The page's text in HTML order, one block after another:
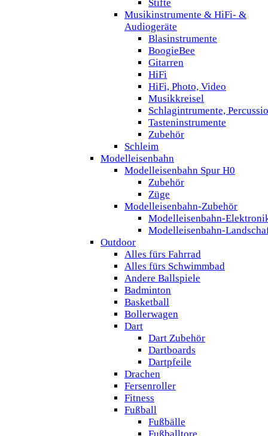
Stifte
Musikinstrumente & HiFi- &
Audiogeräte
Blasinstrumente
BoogieBee
Gitarren
HiFi
HiFi, Photo, Video
Musikkreisel
Schlagintrumente,
Tasteninstrumente
Zubehör
Schleim
Modelleisenbahn
Modelleisenbahn Spur H0
Zubehör
Züge
Modelleisenbahn-Zubehör
Modelleisenbahn-
Modelleisenbahn-
Outdoor
Alles fürs Fahrrad
Alles fürs Schwimmbad
Andere Ballspiele
Badminton
Basketball
Bollerwagen
Dart
Dart Zubehör
Dartboards
Dartpfeile
Drachen
Fersenroller
Fitness
Fußball
Fußbälle